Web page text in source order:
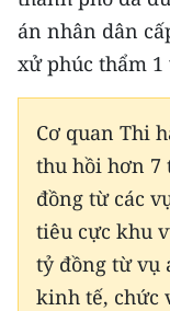
Chuyên trang
Chuyên trang
CÁC CHUYÊN
VỀ BÁO NHÂN
THỜI NAY
án nhân dân
xử phúc thẩm 1
Cơ quan Thi
thu hồi hơn 7
đồng từ các
tiêu cực khu
tỷ đồng từ vụ
kinh tế, chức